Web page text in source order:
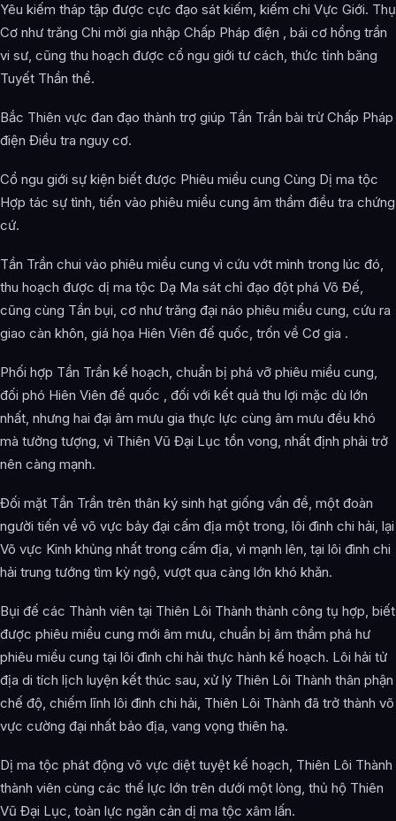
Yêu kiếm tháp tập được cực đạo sát kiếm, kiếm chi Vực Giới. Thụ
Cơ như trăng Chi mời gia nhập Chấp Pháp điện , bái cơ hồng trần
vi sư, cũng thu hoạch được cổ ngu giới tư cách, thức tỉnh băng
Tuyết Thần thể.
Bắc Thiên vực đan đạo thành trợ giúp Tần Trần bài trừ Chấp Pháp
điện Điều tra nguy cơ.
Cổ ngu giới sự kiện biết được Phiêu miểu cung Cùng Dị ma tộc
Hợp tác sự tình, tiến vào phiêu miểu cung âm thầm điều tra chứng
cứ.
Tần Trần chui vào phiêu miểu cung vì cứu vớt mình trong lúc đó,
thu hoạch được dị ma tộc Dạ Ma sát chỉ đạo đột phá Võ Đế,
cũng cùng Tần bụi, cơ như trăng đại náo phiêu miểu cung, cứu ra
giao càn khôn, giá họa Hiên Viên đế quốc, trốn về Cơ gia .
Phối hợp Tần Trần kế hoạch, chuẩn bị phá vỡ phiêu miểu cung,
đối phó Hiên Viên đế quốc , đối với kết quả thu lợi mặc dù lớn
nhất, nhưng hai đại âm mưu gia thực lực cùng âm mưu đều khó
mà tưởng tượng, vì Thiên Vũ Đại Lục tồn vong, nhất định phải trở
nên càng mạnh.
Đối mặt Tần Trần trên thân ký sinh hạt giống vấn đề, một đoàn
người tiến về võ vực bảy đại cấm địa một trong, lôi đình chi hải, lại
Võ vực Kinh khủng nhất trong cấm địa, vì mạnh lên, tại lôi đình chi
hải trung tướng tìm kỳ ngộ, vượt qua càng lớn khó khăn.
Bụi đế các Thành viên tại Thiên Lôi Thành thành công tụ hợp, biết
được phiêu miểu cung mới âm mưu, chuẩn bị âm thầm phá hư
phiêu miểu cung tại lôi đình chi hải thực hành kế hoạch. Lôi hải tử
địa di tích lịch luyện kết thúc sau, xử lý Thiên Lôi Thành thân phận
chế độ, chiếm lĩnh lôi đình chi hải, Thiên Lôi Thành đã trở thành võ
vực cường đại nhất bảo địa, vang vọng thiên hạ.
Dị ma tộc phát động võ vực diệt tuyệt kế hoạch, Thiên Lôi Thành
thành viên cùng các thế lực lớn trên dưới một lòng, thủ hộ Thiên
Vũ Đại Lục, toàn lực ngăn cản dị ma tộc xâm lấn.